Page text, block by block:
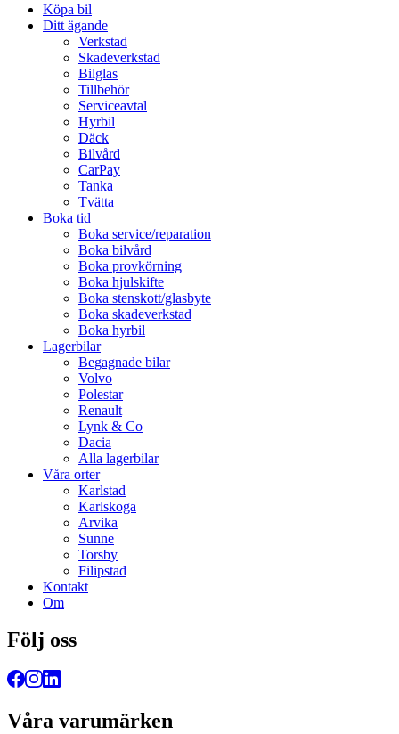
Köpa bil
Ditt ägande
Verkstad
Skadeverkstad
Bilglas
Tillbehör
Serviceavtal
Hyrbil
Däck
Bilvård
CarPay
Tanka
Tvätta
Boka tid
Boka service/reparation
Boka bilvård
Boka provkörning
Boka hjulskifte
Boka stenskott/glasbyte
Boka skadeverkstad
Boka hyrbil
Lagerbilar
Begagnade bilar
Volvo
Polestar
Renault
Lynk & Co
Dacia
Alla lagerbilar
Våra orter
Karlstad
Karlskoga
Arvika
Sunne
Torsby
Filipstad
Kontakt
Om
Följ oss
Våra varumärken